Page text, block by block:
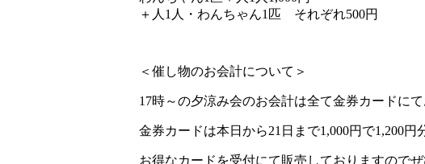
＋人1人・わんちゃん1匹 それぞれ500円
＜催し物のお会計について＞
17時～の夕涼み会のお会計は全て金券カードにて
金券カードは本日から21日まで1,000円で1,200円
お得なカードを受付にて販売しておりますので